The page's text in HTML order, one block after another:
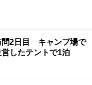
2日目 キャンプ場で
したテントで1泊